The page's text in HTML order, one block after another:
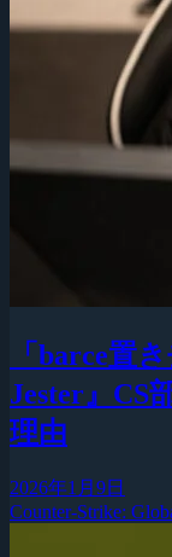
「barce置
Jester』CS
理由
2026年1月9日
Counter-Strike: